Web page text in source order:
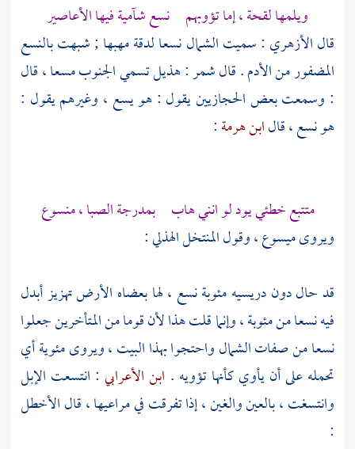
ويلمها لقحة ، إما تؤوبهم نسع شآمية فيها الأعاصير
قالالأزهري : سميت الشمال نسعا لدقة مهبها ; شبهت بالنسع
المضفور من الأدم . قالشمر:هذيلتسمي الجنوب مسعا ، قال
: وسمعت بعضالحجازيينيقول : هو يسع ، وغيرهم يقول :
هو نسع ، قالابن هرمة:
متتبع خطئي يود لو انني هاب بمدرجة الصبا ، منسوع
ويروى ميسوع ، وقولالمنتخل الهذلي:
قد حال دون دريسيه مئوبة نسع ، لها بعضاه الأرض تهزيز أبدل
فيه نسعا من مئوبة ، وإنما قلت هذا لأن قوما من المتأخرين جعلوا
نسعا من صفات الشمال واحتجوا بهذا البيت ، ويروى مئوية أي
تحمله على أن يأوي كأنها تؤويه . ابن الأعرابي : انتسعت الإبل
وانتسغت ، بالعين والغين ، إذا تفرقت في مراعيها ، قالالأخطل
: